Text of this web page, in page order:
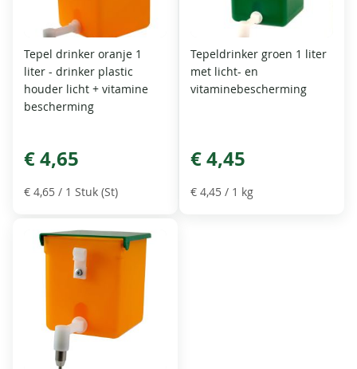
Tepel drinker oranje 1
liter - drinker plastic
houder licht + vitamine
bescherming
€ 4,65
€ 4,65 / 1 Stuk (St)
Tepeldrinker groen 1 liter
met licht- en
vitaminebescherming
€ 4,45
€ 4,45 / 1 kg